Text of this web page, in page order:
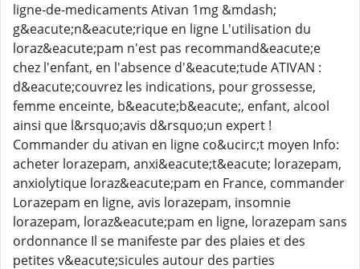
ligne-de-medicaments Ativan 1mg &mdash;
g&eacute;n&eacute;rique en ligne L'utilisation du
loraz&eacute;pam n'est pas recommand&eacute;e
chez l'enfant, en l'absence d'&eacute;tude ATIVAN :
d&eacute;couvrez les indications, pour grossesse,
femme enceinte, b&eacute;b&eacute;, enfant, alcool
ainsi que l&rsquo;avis d&rsquo;un expert !
Commander du ativan en ligne co&ucirc;t moyen Info:
acheter lorazepam, anxi&eacute;t&eacute; lorazepam,
anxiolytique loraz&eacute;pam en France, commander
Lorazepam en ligne, avis lorazepam, insomnie
lorazepam, loraz&eacute;pam en ligne, lorazepam sans
ordonnance Il se manifeste par des plaies et des
petites v&eacute;sicules autour des parties